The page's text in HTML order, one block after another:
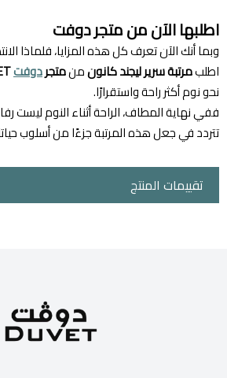
اطلبها الآن من متجر دوفت
وبما أنك الآن تعرف كل هذه المزايا، فلماذا
اطلبمرتبة سرير ليجند كانونمنمتجردوفت
نحو نوم أكثر راحة واستقرارًا.
ففي نهاية المطاف، الراحة أثناء النوم ليست
تتردد في جعل هذه المرتبة جزءًا من أسلوب
تقييمات المنتج